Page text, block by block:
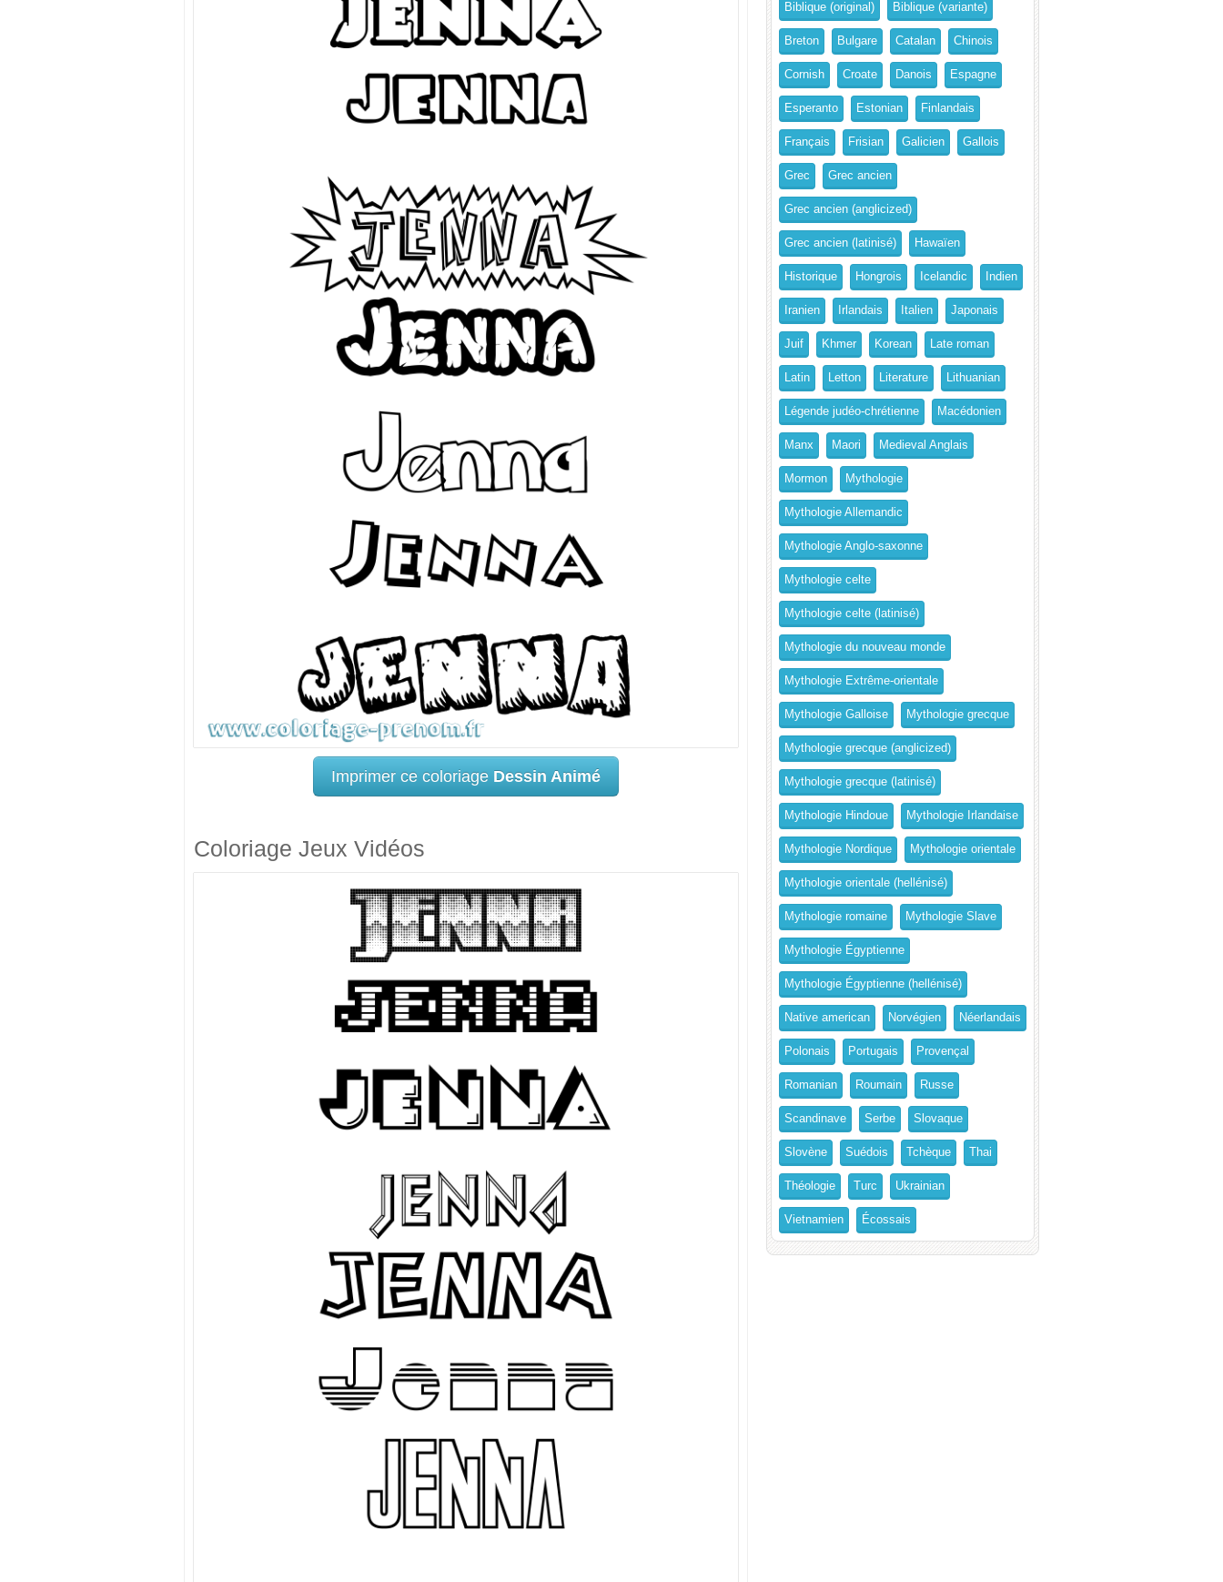
Imprimer ce coloriage Dessin Animé
Coloriage Jeux Vidéos
Biblique (original) Biblique (variante)
Breton Bulgare Catalan Chinois
Cornish Croate Danois Espagne
Esperanto Estonian Finlandais
Français Frisian Galicien Gallois
Grec Grec ancien
Grec ancien (anglicized)
Grec ancien (latinisé) Hawaïen
Historique Hongrois Icelandic Indien
Iranien Irlandais Italien Japonais
Juif Khmer Korean Late roman
Latin Letton Literature Lithuanian
Légende judéo-chrétienne Macédonien
Manx Maori Medieval Anglais
Mormon Mythologie
Mythologie Allemandic
Mythologie Anglo-saxonne
Mythologie celte
Mythologie celte (latinisé)
Mythologie du nouveau monde
Mythologie Extrême-orientale
Mythologie Galloise Mythologie grecque
Mythologie grecque (anglicized)
Mythologie grecque (latinisé)
Mythologie Hindoue Mythologie Irlandaise
Mythologie Nordique Mythologie orientale
Mythologie orientale (hellénisé)
Mythologie romaine Mythologie Slave
Mythologie Égyptienne
Mythologie Égyptienne (hellénisé)
Native american Norvégien Néerlandais
Polonais Portugais Provençal
Romanian Roumain Russe
Scandinave Serbe Slovaque
Slovène Suédois Tchèque Thai
Théologie Turc Ukrainian
Vietnamien Écossais